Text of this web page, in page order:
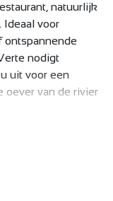
natuurlijk
Ideaal voor
ontspannende
nodigt
uit voor een
oever van de rivier
onze nieuwe Spa
op een heuvel
rustgevende